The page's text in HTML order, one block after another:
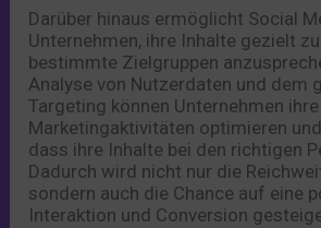
Darüber hinaus ermöglicht Social
Unternehmen, ihre Inhalte gezielt
bestimmte Zielgruppen
Analyse von Nutzerdaten und dem
Targeting können Unternehmen ihre
Marketingaktivitäten optimieren
dass ihre Inhalte bei den richtigen
Dadurch wird nicht nur die
sondern auch die Chance auf eine
Interaktion und Conversion